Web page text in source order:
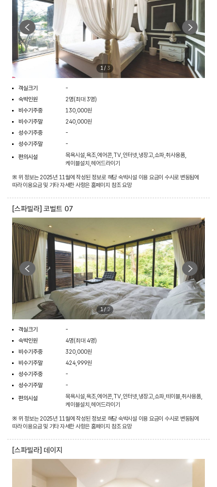
1/ 3
객실크기
-
숙박인원
2명(최대 3명)
비수기주중
130,000원
비수기주말
240,000원
성수기주중
-
성수기주말
-
편의시설
목욕시설,욕조,에어콘,TV,인터넷,냉장고,쇼파,취사용품,
케이블설치,헤어드라이기
※ 위 정보는 2025년 11월에 작성된 정보로 해당 숙박시설 이용 요금이 수시로 변동됨에
따라 이용요금 및 기타 자세한 사항은 홈페이지 참조 요망
[스파빌라] 코벌트 07
1/2
객실크기
-
숙박인원
4명(최대 4명)
비수기주중
320,000원
비수기주말
424,999원
성수기주중
-
성수기주말
-
편의시설
목욕시설,욕조,에어콘,TV,인터넷,냉장고,쇼파,테이블,취사용품,
케이블설치,헤어드라이기
※ 위 정보는 2025년 11월에 작성된 정보로 해당 숙박시설 이용 요금이 수시로 변동됨에
따라 이용요금 및 기타 자세한 사항은 홈페이지 참조 요망
[스파빌라] 데이지